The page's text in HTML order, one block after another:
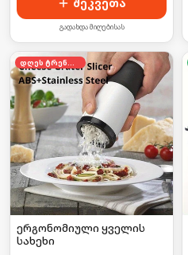
გადახდა მიღებისას
ერგონომიული ყველის
სახეხი